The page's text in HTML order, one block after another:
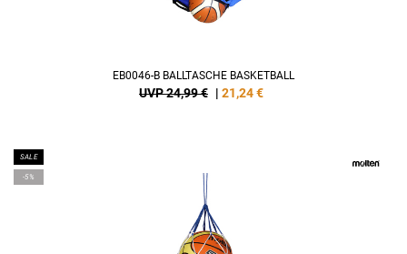
EB0046-B BALLTASCHE BASKETBALL
UVP 24,99 € | 21,24€
SALE
-5%